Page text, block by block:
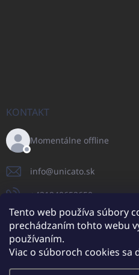
Tento web používa súbory
prechádzaním tohto webu
používaním.
Viac o súboroch cookies sa
KONTAKT
Momentálne offline
info@unicato.sk
+421940652650
UNICATO.sk
UNICATOshop.pl